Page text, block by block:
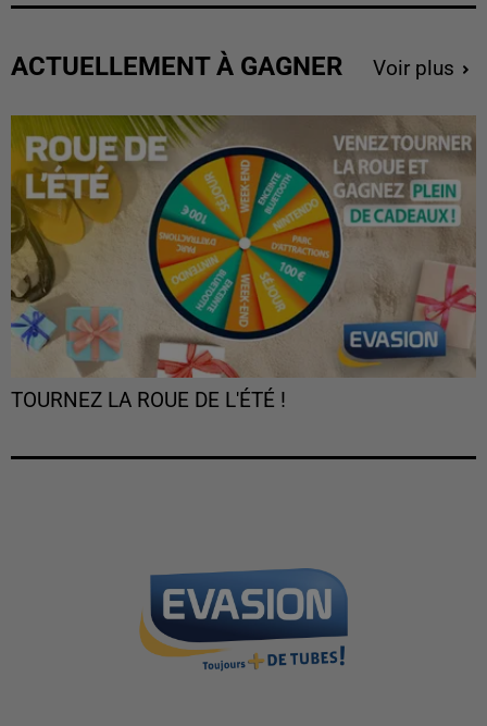
ACTUELLEMENT À GAGNER Voir plus
TOURNEZ LA ROUE DE L'ÉTÉ !